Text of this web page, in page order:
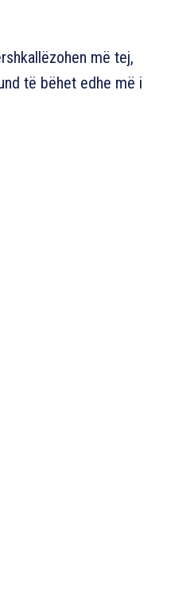
më tej,
të bëhet edhe më i